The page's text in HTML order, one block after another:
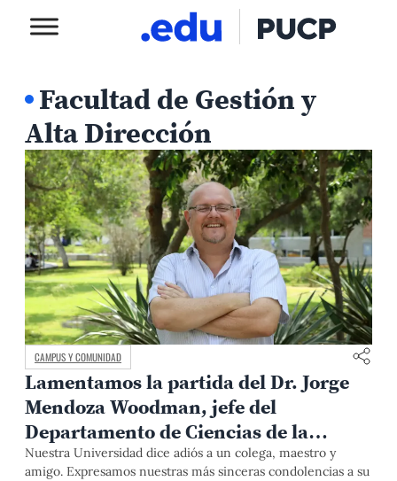
Facultad de Gestión y
Alta Dirección
CAMPUS Y COMUNIDAD
Lamentamos la partida del Dr. Jorge
Mendoza Woodman, jefe del
Departamento de Ciencias de la
Gestión
Nuestra Universidad dice adiós a un colega, maestro y
amigo. Expresamos nuestras más sinceras condolencias a su